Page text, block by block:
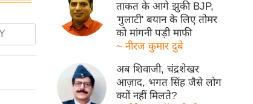
ताकत के आगे झुकी BJP,
'गुलाटी' बयान के लिए तोमर
को मांगनी पड़ी माफी
~ नीरज कुमार दुबे
अब शिवाजी, चंद्रशेखर
आज़ाद, भगत सिंह जैसे लोग
क्यों नहीं मिलते?